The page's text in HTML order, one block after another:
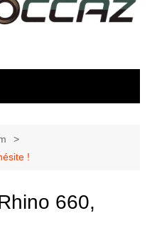
!
660,